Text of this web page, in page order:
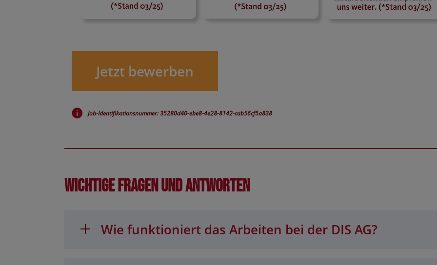
Jetzt bewerben
Job-Identifikationsnummer: 35280d40-ebe8-4e28-8142-cab56cf5a838
Wichtige Fragen und Antworten
Wie funktioniert das Arbeiten bei der DIS AG?